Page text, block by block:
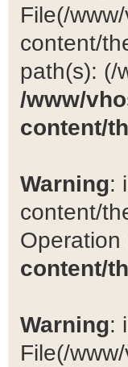
File(/
content/
path(s): (/
/www/
content/
Warning:
content/
Operation
content/
Warning:
File(/